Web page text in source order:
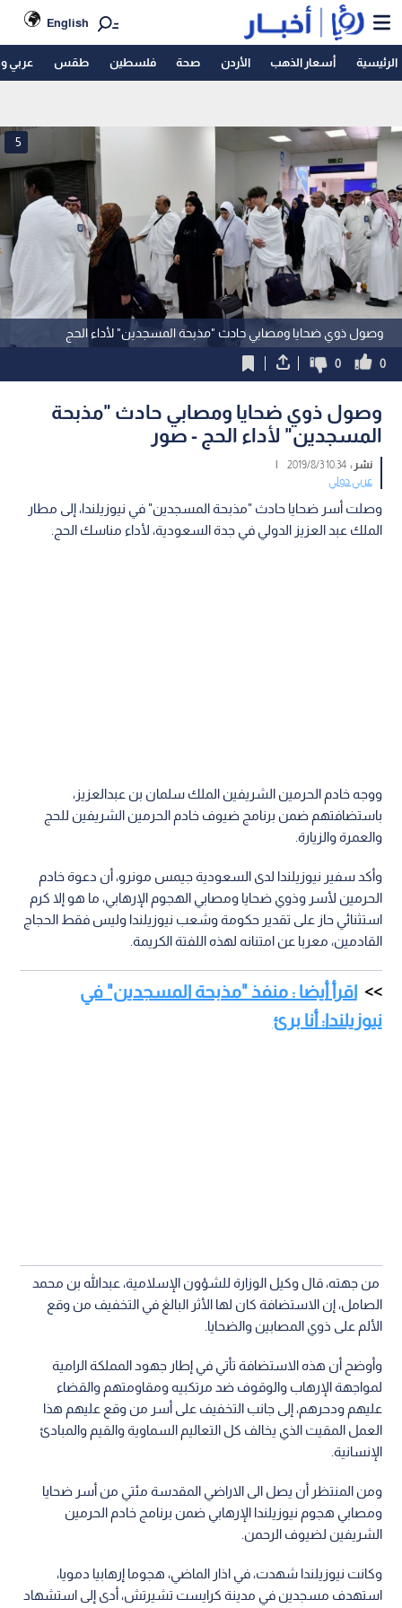
English
الرئيسية أسعار الذهب الأردن صحة فلسطين طقس عربي
وصول ذوي ضحايا ومصابي حادث "مذبحة المسجدين" لأداء الحج
5
0
0
وصول ذوي ضحايا ومصابي حادث "مذبحة
المسجدين" لأداء الحج - صور
نشر :10:34 2019/8/3
|
عربي دولي
وصلت أسر ضحايا حادث "مذبحة المسجدين" في نيوزيلندا، إلى مطار
الملك عبد العزيز الدولي في جدة السعودية، لأداء مناسك الحج.
ووجه خادم الحرمين الشريفين الملك سلمان بن عبدالعزيز،
باستضافتهم ضمن برنامج ضيوف خادم الحرمين الشريفين للحج
والعمرة والزيارة.
وأكد سفير نيوزيلندا لدى السعودية جيمس مونرو، أن دعوة خادم
الحرمين لأسر وذوي ضحايا ومصابي الهجوم الإرهابي، ما هو إلا كرم
استثنائي حاز على تقدير حكومة وشعب نيوزيلندا وليس فقط الحجاج
القادمين، معربا عن امتنانه لهذه اللفتة الكريمة.
اقرأ أيضا : منفذ "مذبحة المسجدين" في
نيوزيلندا: أنا برئ
من جهته، قال وكيل الوزارة للشؤون الإسلامية، عبدالله بن محمد
الصامل، إن الاستضافة كان لها الأثر البالغ في التخفيف من وقع
الألم على ذوي المصابين والضحايا.
وأوضح أن هذه الاستضافة تأتي في إطار جهود المملكة الرامية
لمواجهة الإرهاب والوقوف ضد مرتكبيه ومقاومتهم والقضاء
عليهم ودحرهم، إلى جانب التخفيف على أسر من وقع عليهم هذا
العمل المقيت الذي يخالف كل التعاليم السماوية والقيم والمبادئ
الإنسانية.
ومن المنتظر أن يصل الى الاراضي المقدسة مئتي من أسر ضحايا
ومصابي هجوم نيوزيلندا الإرهابي ضمن برنامج خادم الحرمين
الشريفين لضيوف الرحمن.
وكانت نيوزيلندا شهدت، في اذار الماضي، هجوما إرهابيا دمويا،
استهدف مسجدين في مدينة كرايست تشيرتش، أدى إلى استشهاد